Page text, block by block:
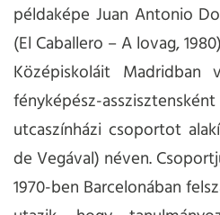
példaképe Juan Antonio
(El Caballero – A lovag,
Középiskoláit Madridban
fényképész-
utcaszínházi csoportot
de Vegával) néven.
1970-ben Barcelonában